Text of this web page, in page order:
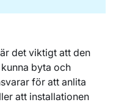
det viktigt att den
byta och
för att anlita
att installationen